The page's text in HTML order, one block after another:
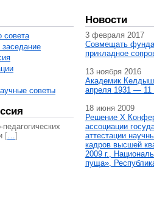
совета
советы
[…]
Новости
3 февраля 2017
Совмещать
прикладное
13 ноября 2016
Академик
апреля 1931 — 11
18 июня 2009
Решение X
ассоциации
аттестации
кадров высшей
2009 г.,
пуща»,